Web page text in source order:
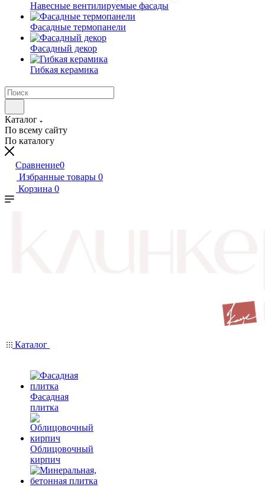
Навесные вентилируемые фасады
Фасадные термопанели
Фасадный декор
Гибкая керамика
Каталог
По всему сайту
По каталогу
Сравнение0
Избранные товары 0
Корзина 0
Каталог
Фасадная
плитка
Облицовочный
кирпич